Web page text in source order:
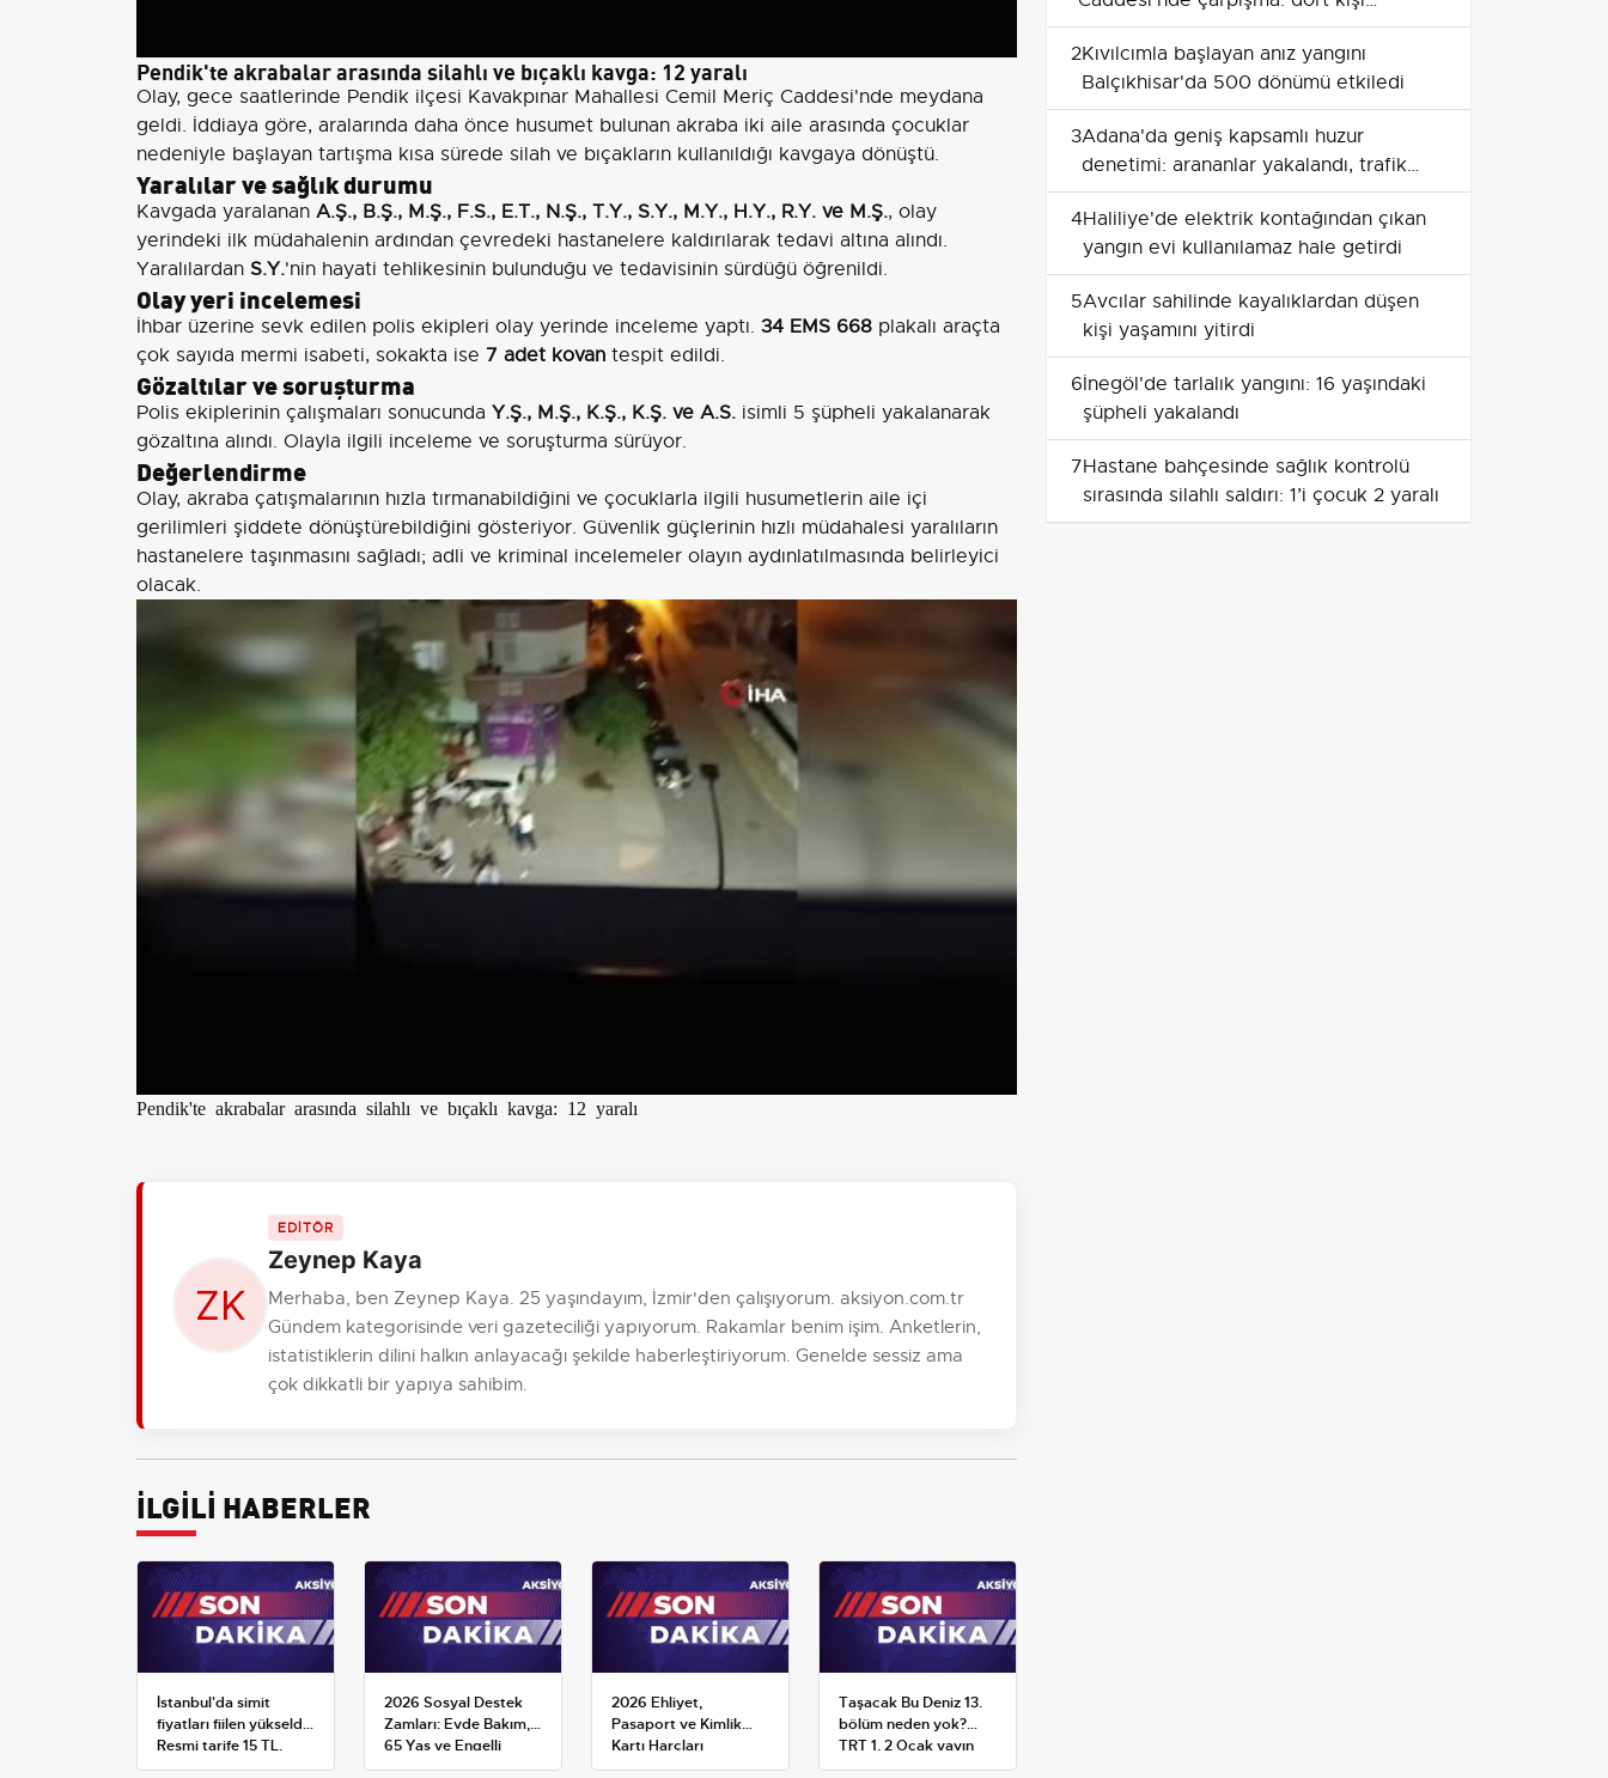
Pendik'te akrabalar arasında silahlı ve bıçaklı kavga: 12 yaralı
Olay, gece saatlerinde Pendik ilçesi Kavakpınar Mahallesi Cemil Meriç Caddesi'nde meydana
geldi. İddiaya göre, aralarında daha önce husumet bulunan akraba iki aile arasında çocuklar
nedeniyle başlayan tartışma kısa sürede silah ve bıçakların kullanıldığı kavgaya dönüştü.
Yaralılar ve sağlık durumu
Kavgada yaralanan A.Ş., B.Ş., M.Ş., F.S., E.T., N.Ş., T.Y., S.Y., M.Y., H.Y., R.Y. ve M.Ş., olay
yerindeki ilk müdahalenin ardından çevredeki hastanelere kaldırılarak tedavi altına alındı.
Yaralılardan S.Y.'nin hayati tehlikesinin bulunduğu ve tedavisinin sürdüğü öğrenildi.
Olay yeri incelemesi
İhbar üzerine sevk edilen polis ekipleri olay yerinde inceleme yaptı. 34 EMS 668 plakalı araçta
çok sayıda mermi isabeti, sokakta ise 7 adet kovan tespit edildi.
Gözaltılar ve soruşturma
Polis ekiplerinin çalışmaları sonucunda Y.Ş., M.Ş., K.Ş., K.Ş. ve A.S. isimli 5 şüpheli yakalanarak
gözaltına alındı. Olayla ilgili inceleme ve soruşturma sürüyor.
Değerlendirme
Olay, akraba çatışmalarının hızla tırmanabildiğini ve çocuklarla ilgili husumetlerin aile içi
gerilimleri şiddete dönüştürebildiğini gösteriyor. Güvenlik güçlerinin hızlı müdahalesi yaralıların
hastanelere taşınmasını sağladı; adli ve kriminal incelemeler olayın aydınlatılmasında belirleyici
olacak.
Pendik'te akrabalar arasında silahlı ve bıçaklı kavga: 12 yaralı
EDİTÖR
Zeynep Kaya
Merhaba, ben Zeynep Kaya. 25 yaşındayım, İzmir'den çalışıyorum. aksiyon.com.tr
Gündem kategorisinde veri gazeteciliği yapıyorum. Rakamlar benim işim. Anketlerin,
istatistiklerin dilini halkın anlayacağı şekilde haberleştiriyorum. Genelde sessiz ama
çok dikkatli bir yapıya sahibim.
İLGİLİ HABERLER
İstanbul'da simit
fiyatları fiilen yükseldi:
Resmi tarife 15 TL,
satışlar 20-25 TL'ye
2026 Sosyal Destek
Zamları: Evde Bakım,
65 Yaş ve Engelli
Maaşlarında Yeni
2026 Ehliyet,
Pasaport ve Kimlik
Kartı Harçları
Resmileşti: Yeni
Taşacak Bu Deniz 13.
bölüm neden yok?
TRT 1, 2 Ocak yayın
planını değiştirdi
yaralandı
2Kıvılcımla başlayan anız yangını
Balçıkhisar'da 500 dönümü etkiledi
3Adana'da geniş kapsamlı huzur
denetimi: arananlar yakalandı, trafik
cezaları yüksek seyretti
4Haliliye'de elektrik kontağından çıkan
yangın evi kullanılamaz hale getirdi
5Avcılar sahilinde kayalıklardan düşen
kişi yaşamını yitirdi
6İnegöl'de tarlalık yangını: 16 yaşındaki
şüpheli yakalandı
7Hastane bahçesinde sağlık kontrolü
sırasında silahlı saldırı: 1’i çocuk 2 yaralı